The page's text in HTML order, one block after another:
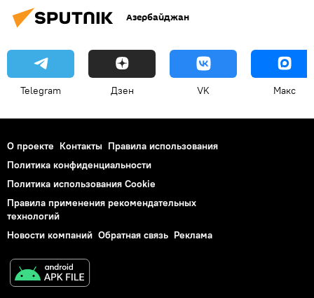
Азербайджан
Telegram Дзен VK Макс
О проекте Контакты Правила использования
Политика конфиденциальности
Политика использования Cookie
Правила применения рекомендательных
технологий
Новости компаний Обратная связь Реклама